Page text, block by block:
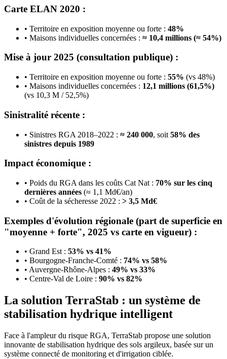
Carte ELAN 2020 :
• Territoire en exposition moyenne ou forte : 48%
• Maisons individuelles concernées : ≈ 10,4 millions (≈ 54%)
Mise à jour 2025 (consultation publique) :
• Territoire en exposition moyenne ou forte : 55% (vs 48%)
• Maisons individuelles concernées : 12,1 millions (61,5%)
(vs 10,3 M / 52,5%)
Sinistralité récente :
• Sinistres RGA 2018–2022 : ≈ 240 000, soit 58% des
sinistres depuis 1989
Impact économique :
• Poids du RGA dans les coûts Cat Nat : 70% sur les cinq
dernières années (≈ 1,1 Md€/an)
• Coût de la sécheresse 2022 : > 3,5 Md€
Exemples d'évolution régionale (part de superficie en
"moyenne + forte", 2025 vs carte en vigueur) :
• Grand Est : 53% vs 41%
• Bourgogne-Franche-Comté : 74% vs 58%
• Auvergne-Rhône-Alpes : 49% vs 33%
• Centre-Val de Loire : 90% vs 82%
La solution TerraStab : un système de
stabilisation hydrique intelligent
Face à l'ampleur du risque RGA, TerraStab propose une solution
innovante de stabilisation hydrique des sols argileux, basée sur un
système connecté de monitoring et d'irrigation ciblée.